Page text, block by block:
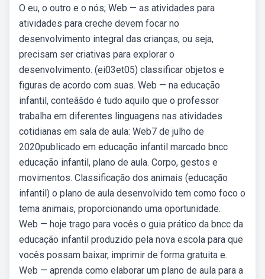
O eu, o outro e o nós; Web — as atividades para
atividades para creche devem focar no
desenvolvimento integral das crianças, ou seja,
precisam ser criativas para explorar o
desenvolvimento. (ei03et05) classificar objetos e
figuras de acordo com suas. Web — na educação
infantil, conteãšdo é tudo aquilo que o professor
trabalha em diferentes linguagens nas atividades
cotidianas em sala de aula: Web7 de julho de
2020publicado em educação infantil marcado bncc
educação infantil, plano de aula. Corpo, gestos e
movimentos. Classificação dos animais (educação
infantil) o plano de aula desenvolvido tem como foco o
tema animais, proporcionando uma oportunidade.
Web — hoje trago para vocês o guia prático da bncc da
educação infantil produzido pela nova escola para que
vocês possam baixar, imprimir de forma gratuita e.
Web — aprenda como elaborar um plano de aula para a